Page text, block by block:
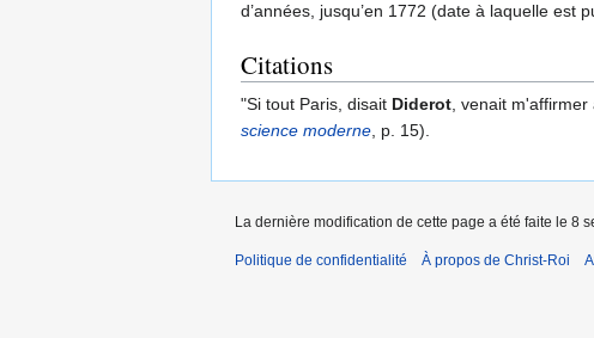
d’années, jusqu’en 1772 (date à laquelle est
Citations
"Si tout Paris, disait Diderot, venait
science moderne, p. 15).
La dernière modification de cette page a été faite le 8
Politique de confidentialité À propos de Christ-Roi